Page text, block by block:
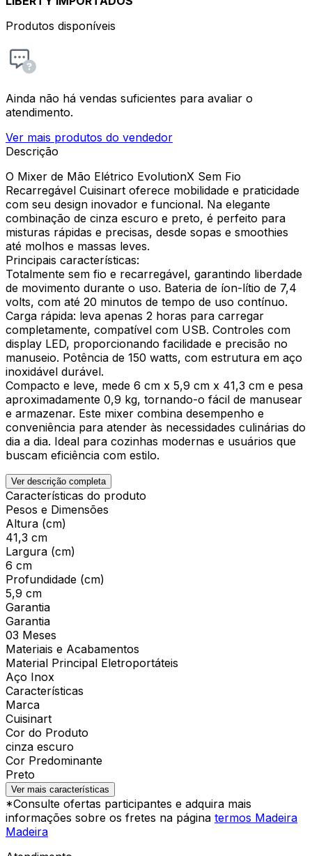
Produtos disponíveis
Ainda não há vendas suficientes para avaliar o
atendimento.
Ver mais produtos do vendedor
Descrição
O Mixer de Mão Elétrico EvolutionX Sem Fio
Recarregável Cuisinart oferece mobilidade e praticidade
com seu design inovador e funcional. Na elegante
combinação de cinza escuro e preto, é perfeito para
misturas rápidas e precisas, desde sopas e smoothies
até molhos e massas leves.
Principais características:
Totalmente sem fio e recarregável, garantindo liberdade
de movimento durante o uso. Bateria de íon-lítio de 7,4
volts, com até 20 minutos de tempo de uso contínuo.
Carga rápida: leva apenas 2 horas para carregar
completamente, compatível com USB. Controles com
display LED, proporcionando facilidade e precisão no
manuseio. Potência de 150 watts, com estrutura em aço
inoxidável durável.
Compacto e leve, mede 6 cm x 5,9 cm x 41,3 cm e pesa
aproximadamente 0,9 kg, tornando-o fácil de manusear
e armazenar. Este mixer combina desempenho e
conveniência para atender às necessidades culinárias do
dia a dia. Ideal para cozinhas modernas e usuários que
buscam eficiência com estilo.
Ver descrição completa
Características do produto
Pesos e Dimensões
Altura (cm)
41,3 cm
Largura (cm)
6 cm
Profundidade (cm)
5,9 cm
Garantia
Garantia
03 Meses
Materiais e Acabamentos
Material Principal Eletroportáteis
Aço Inox
Características
Marca
Cuisinart
Cor do Produto
cinza escuro
Cor Predominante
Preto
Ver mais características
*Consulte ofertas participantes e adquira mais
informações sobre os fretes na página termos Madeira
Madeira